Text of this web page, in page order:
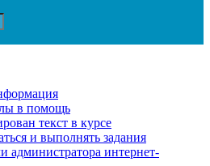
в помощь
текст в курсе
и выполнять задания
администратора интернет-